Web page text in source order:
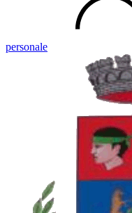
personale